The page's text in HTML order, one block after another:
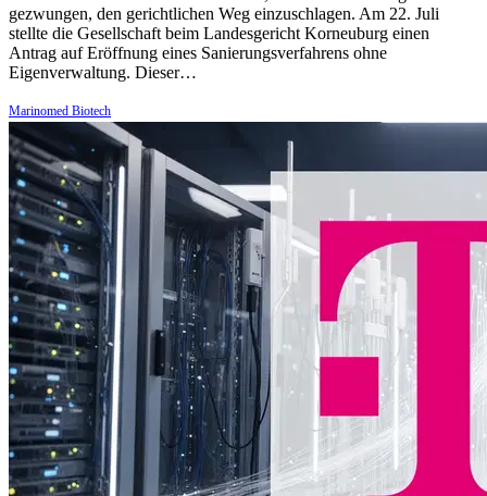
gezwungen, den gerichtlichen Weg einzuschlagen. Am 22. Juli
stellte die Gesellschaft beim Landesgericht Korneuburg einen
Antrag auf Eröffnung eines Sanierungsverfahrens ohne
Eigenverwaltung. Dieser…
Marinomed Biotech